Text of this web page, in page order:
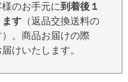
のお手元に到着後１
ます （返品交換送料の
。商品お届けの際
けいたします。